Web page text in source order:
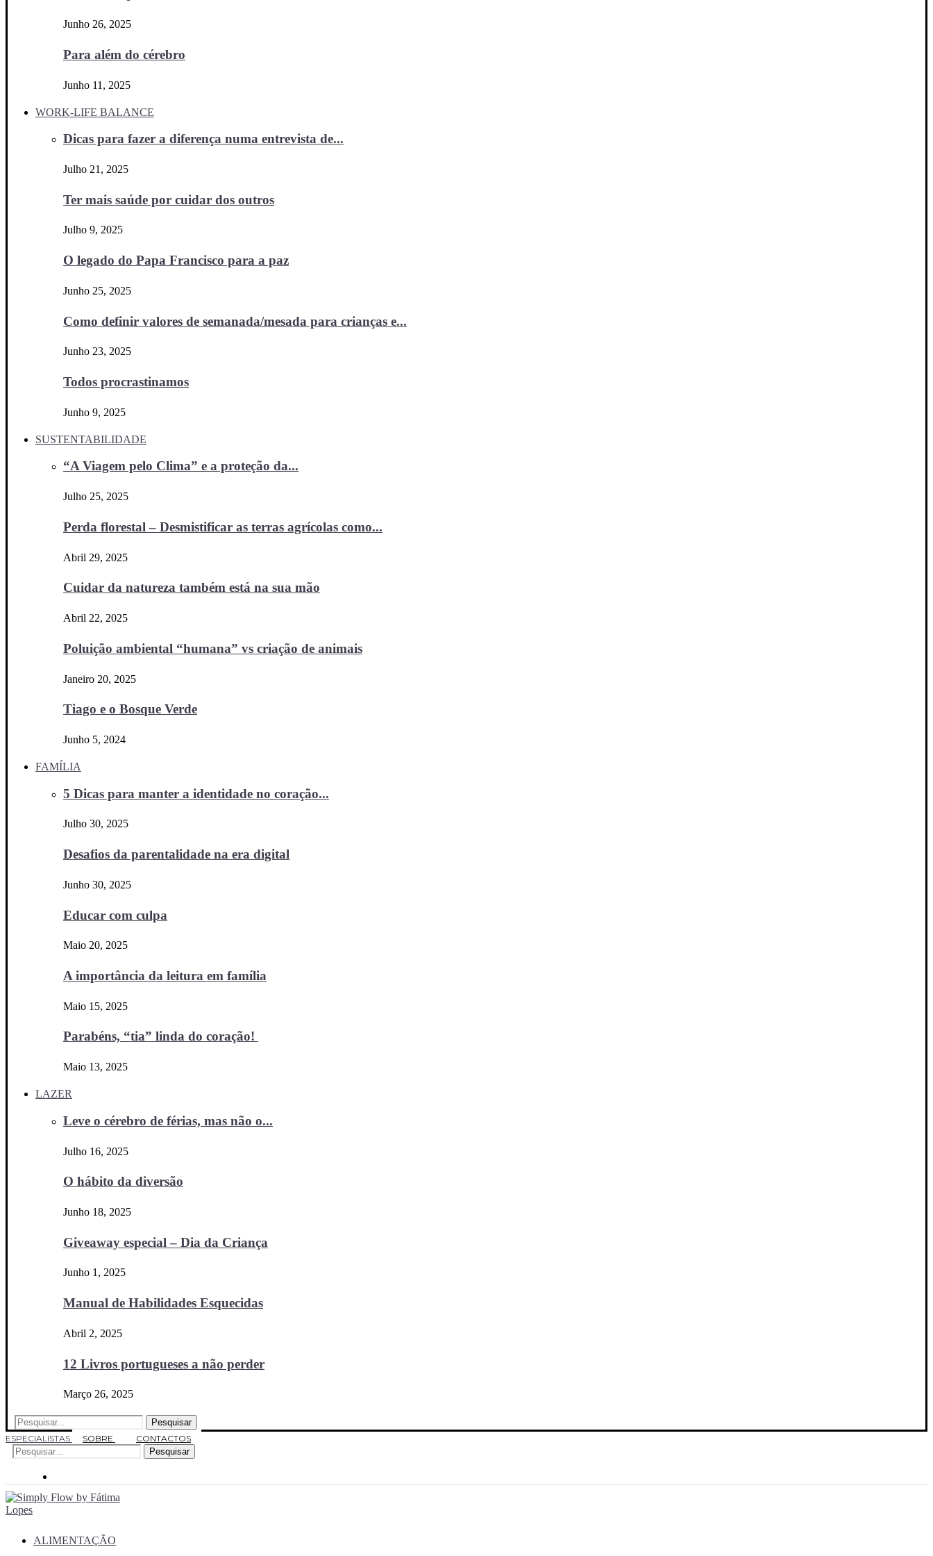
Junho 26, 2025
Para além do cérebro
Junho 11, 2025
WORK-LIFE BALANCE
Dicas para fazer a diferença numa entrevista de...
Julho 21, 2025
Ter mais saúde por cuidar dos outros
Julho 9, 2025
O legado do Papa Francisco para a paz
Junho 25, 2025
Como definir valores de semanada/mesada para crianças e...
Junho 23, 2025
Todos procrastinamos
Junho 9, 2025
SUSTENTABILIDADE
“A Viagem pelo Clima” e a proteção da...
Julho 25, 2025
Perda florestal – Desmistificar as terras agrícolas como...
Abril 29, 2025
Cuidar da natureza também está na sua mão
Abril 22, 2025
Poluição ambiental “humana” vs criação de animais
Janeiro 20, 2025
Tiago e o Bosque Verde
Junho 5, 2024
FAMÍLIA
5 Dicas para manter a identidade no coração...
Julho 30, 2025
Desafios da parentalidade na era digital
Junho 30, 2025
Educar com culpa
Maio 20, 2025
A importância da leitura em família
Maio 15, 2025
Parabéns, “tia” linda do coração!
Maio 13, 2025
LAZER
Leve o cérebro de férias, mas não o...
Julho 16, 2025
O hábito da diversão
Junho 18, 2025
Giveaway especial – Dia da Criança
Junho 1, 2025
Manual de Habilidades Esquecidas
Abril 2, 2025
12 Livros portugueses a não perder
Março 26, 2025
Pesquisar
ESPECIALISTAS
SOBRE
CONTACTOS
Pesquisar
ALIMENTAÇÃO